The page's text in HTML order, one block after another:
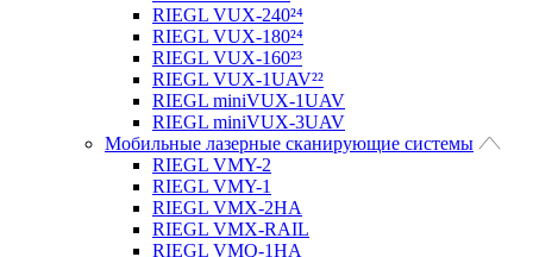
RIEGL VUX-240²⁴
RIEGL VUX-180²⁴
RIEGL VUX-160²³
RIEGL VUX-1UAV²²
RIEGL miniVUX-1UAV
RIEGL miniVUX-3UAV
Мобильные лазерные сканирующие системы
RIEGL VMY-2
RIEGL VMY-1
RIEGL VMX-2HA
RIEGL VMX-RAIL
RIEGL VMQ-1HA